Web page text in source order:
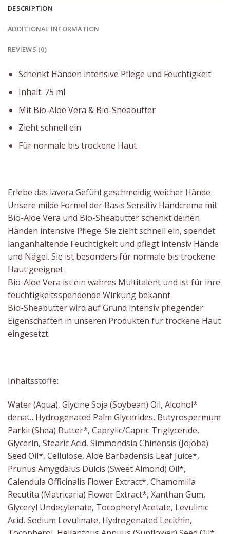
DESCRIPTION
ADDITIONAL INFORMATION
REVIEWS (0)
Schenkt Händen intensive Pflege und Feuchtigkeit
Inhalt: 75 ml
Mit Bio-Aloe Vera & Bio-Sheabutter
Zieht schnell ein
Für normale bis trockene Haut
Erlebe das lavera Gefühl geschmeidig weicher Hände
Unsere milde Formel der Basis Sensitiv Handcreme mit
Bio-Aloe Vera und Bio-Sheabutter schenkt deinen
Händen intensive Pflege. Sie zieht schnell ein, spendet
langanhaltende Feuchtigkeit und pflegt intensiv Hände
und Nägel. Sie ist besonders für normale bis trockene
Haut geeignet.
Bio-Aloe Vera ist ein wahres Multitalent und ist für ihre
feuchtigkeitsspendende Wirkung bekannt.
Bio-Sheabutter wird auf Grund intensiv pflegender
Eigenschaften in unseren Produkten für trockene Haut
eingesetzt.
Inhaltsstoffe:
Water (Aqua), Glycine Soja (Soybean) Oil, Alcohol*
denat., Hydrogenated Palm Glycerides, Butyrospermum
Parkii (Shea) Butter*, Caprylic/Capric Triglyceride,
Glycerin, Stearic Acid, Simmondsia Chinensis (Jojoba)
Seed Oil*, Cellulose, Aloe Barbadensis Leaf Juice*,
Prunus Amygdalus Dulcis (Sweet Almond) Oil*,
Calendula Officinalis Flower Extract*, Chamomilla
Recutita (Matricaria) Flower Extract*, Xanthan Gum,
Glyceryl Undecylenate, Tocopheryl Acetate, Levulinic
Acid, Sodium Levulinate, Hydrogenated Lecithin,